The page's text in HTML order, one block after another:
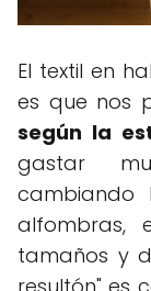
El textil en
es que nos
según la
gastar
cambiando
alfombras,
tamaños y